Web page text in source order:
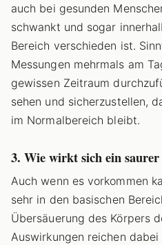
auch bei gesunden
schwankt und sogar
Bereich verschieden ist.
Messungen mehrmals am
gewissen Zeitraum
sehen und sicherzustellen,
im Normalbereich bleibt.
3. Wie wirkt sich ein
Auch wenn es vorkommen
sehr in den basischen
Übersäuerung des Körpers
Auswirkungen reichen